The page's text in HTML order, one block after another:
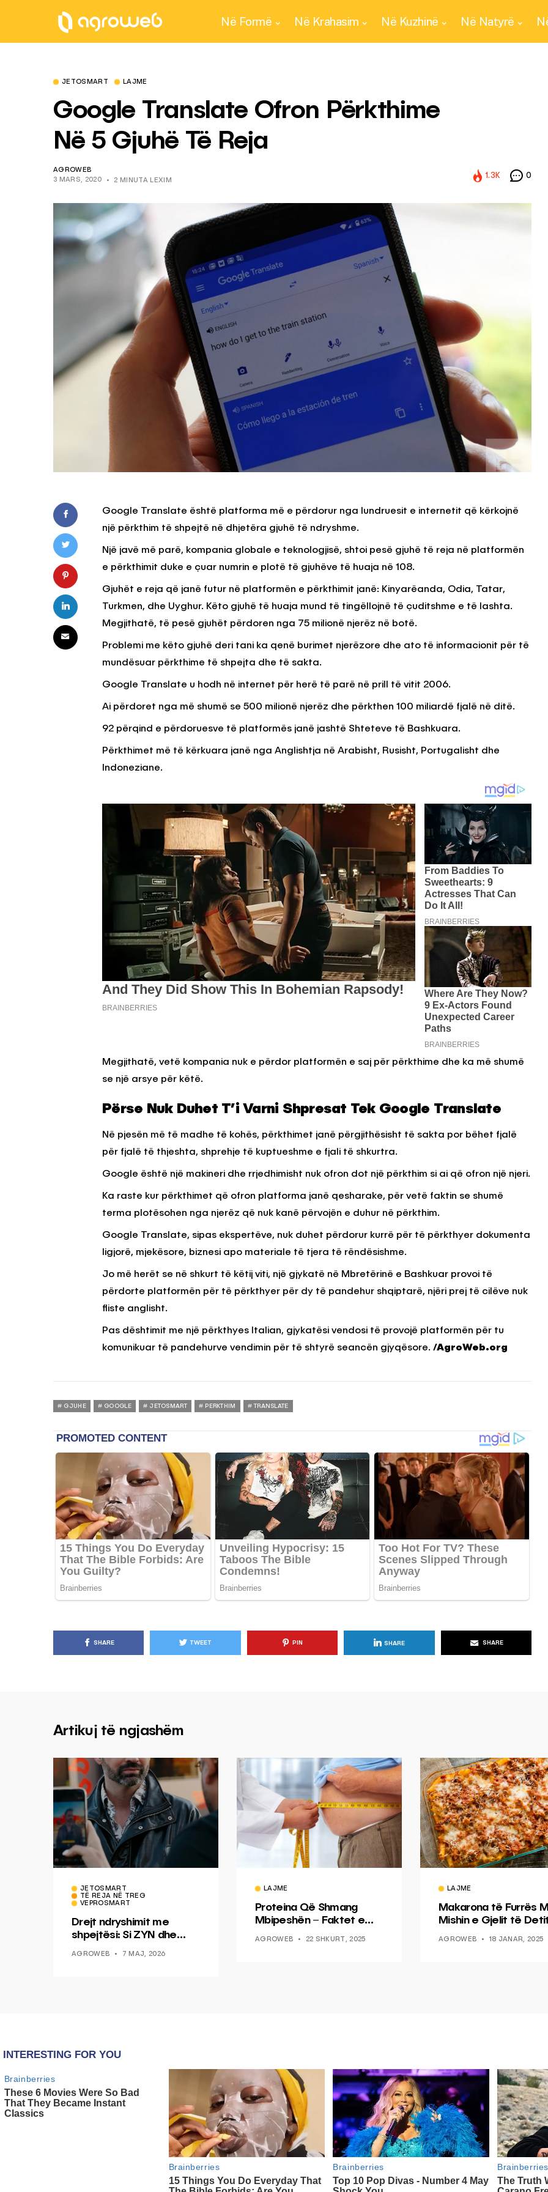
Në Formë Në Krahasim Në Kuzhinë Në Natyrë
JETOSMART LAJME
Google Translate Ofron Përkthime
Në 5 Gjuhë Të Reja
AGROWEB
3 MARS, 2020
2 MINUTA LEXIM
1.3K 0
Google Translate është platforma më e përdorur nga lundruesit e internetit që kërkojnë
një përkthim të shpejtë në dhjetëra gjuhë të ndryshme.
Një javë më parë, kompania globale e teknologjisë, shtoi pesë gjuhë të reja në platformën
e përkthimit duke e çuar numrin e plotë të gjuhëve të huaja në 108.
Gjuhët e reja që janë futur në platformën e përkthimit janë: Kinyarëanda, Odia, Tatar,
Turkmen, dhe Uyghur. Këto gjuhë të huaja mund të tingëllojnë të çuditshme e të lashta.
Megjithatë, të pesë gjuhët përdoren nga 75 milionë njerëz në botë.
Problemi me këto gjuhë deri tani ka qenë burimet njerëzore dhe ato të informacionit për të
mundësuar përkthime të shpejta dhe të sakta.
Google Translate u hodh në internet për herë të parë në prill të vitit 2006.
Ai përdoret nga më shumë se 500 milionë njerëz dhe përkthen 100 miliardë fjalë në ditë.
92 përqind e përdoruesve të platformës janë jashtë Shteteve të Bashkuara.
Përkthimet më të kërkuara janë nga Anglishtja në Arabisht, Rusisht, Portugalisht dhe
Indoneziane.
Megjithatë, vetë kompania nuk e përdor platformën e saj për përkthime dhe ka më shumë
se një arsye për këtë.
Përse Nuk Duhet T’i Varni Shpresat Tek Google Translate
Në pjesën më të madhe të kohës, përkthimet janë përgjithësisht të sakta por bëhet fjalë
për fjalë të thjeshta, shprehje të kuptueshme e fjali të shkurtra.
Google është një makineri dhe rrjedhimisht nuk ofron dot një përkthim si ai që ofron një njeri.
Ka raste kur përkthimet që ofron platforma janë qesharake, për vetë faktin se shumë
terma plotësohen nga njerëz që nuk kanë përvojën e duhur në përkthim.
Google Translate, sipas ekspertëve, nuk duhet përdorur kurrë për të përkthyer dokumenta
ligjorë, mjekësore, biznesi apo materiale të tjera të rëndësishme.
Jo më herët se në shkurt të këtij viti, një gjykatë në Mbretërinë e Bashkuar provoi të
përdorte platformën për të përkthyer për dy të pandehur shqiptarë, njëri prej të cilëve nuk
fliste anglisht.
Pas dështimit me një përkthyes Italian, gjykatësi vendosi të provojë platformën për tu
komunikuar të pandehurve vendimin për të shtyrë seancën gjyqësore. /AgroWeb.org
GJUHE GOOGLE JETOSMART PERKTHIM TRANSLATE
SHARE TWEET PIN SHARE SHARE
Nuk Duhet të Përdorni
e Aluminit për Ruajtjen
Ushqimeve
KËSHILLA & IDE
Rreziqet dhe Problemet që
Vijnë Nga Akulloret e
KËSHILLA & IDE
Si të Kujdeseni për Freskinë e
Vajit të Ullirit Gjatë Ditëve të
Artikuj të ngjashëm
JETOSMART
TË REJA NË TREG
VEPROSMART
Drejt ndryshimit me
shpejtësi: Si ZYN dhe
epokë të re pa tym
AGROWEB 7 MAJ, 2026
LAJME
Proteina Që Shmang
Mbipeshën – Faktet e
AGROWEB 22 SHKURT, 2025
LAJME
Makarona të Furrës
Mishin e Gjelit të
AGROWEB 18 JANAR, 2025